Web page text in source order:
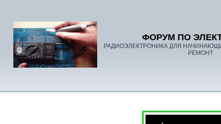
ФОРУМ ПО
РАДИОЭЛЕКТРОНИКА ДЛЯ
РЕМОНТ